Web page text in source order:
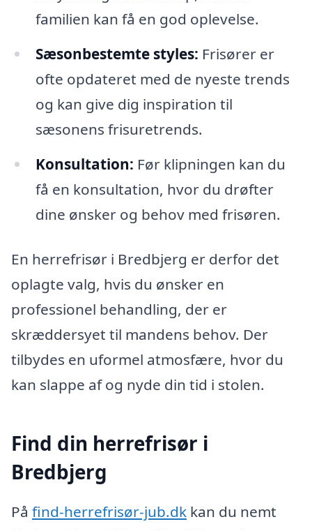
familien kan få en god oplevelse.
Sæsonbestemte styles: Frisører er
ofte opdateret med de nyeste trends
og kan give dig inspiration til
sæsonens frisuretrends.
Konsultation: Før klipningen kan du
få en konsultation, hvor du drøfter
dine ønsker og behov med frisøren.
En herrefrisør i Bredbjerg er derfor det
oplagte valg, hvis du ønsker en
professionel behandling, der er
skræddersyet til mandens behov. Der
tilbydes en uformel atmosfære, hvor du
kan slappe af og nyde din tid i stolen.
Find din herrefrisør i
Bredbjerg
På find-herrefrisør-jub.dk kan du nemt